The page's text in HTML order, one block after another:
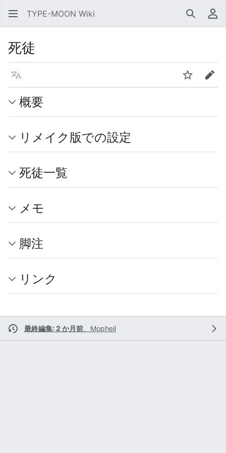
TYPE-MOON Wiki 検索 利
死徒
言語 ウォッチ編集
概要
リメイク版での設定
死徒一覧
メモ
脚注
リンク
最終編集: 2 か月前 Mopheil